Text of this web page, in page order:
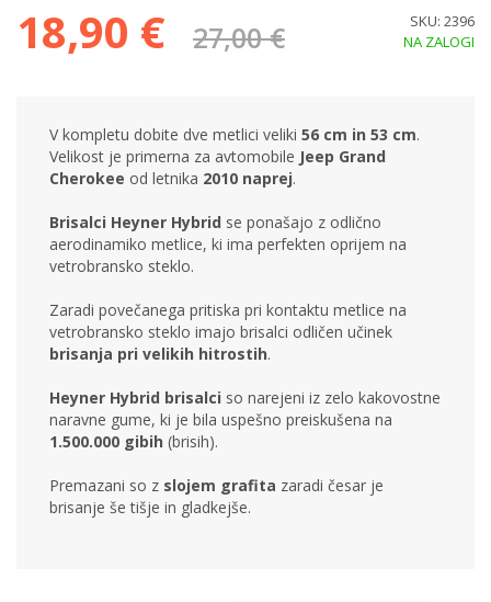
SKU: 2396
NA ZALOGI
18,90 € 27,00 €
V kompletu dobite dve metlici veliki 56 cm in 53 cm.
Velikost je primerna za avtomobile Jeep Grand
Cherokee od letnika 2010 naprej.
Brisalci Heyner Hybrid se ponašajo z odlično
aerodinamiko metlice, ki ima perfekten oprijem na
vetrobransko steklo.
Zaradi povečanega pritiska pri kontaktu metlice na
vetrobransko steklo imajo brisalci odličen učinek
brisanja pri velikih hitrostih.
Heyner Hybrid brisalci so narejeni iz zelo kakovostne
naravne gume, ki je bila uspešno preiskušena na
1.500.000 gibih (brisih).
Premazani so z slojem grafita zaradi česar je
brisanje še tišje in gladkejše.